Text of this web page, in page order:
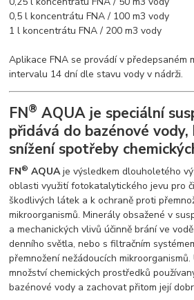
0,5 l koncentrátu FNA / 100 m3 vody
1 l koncentrátu FNA / 200 m3 vody
Aplikace FNA se provádí v předepsaném
intervalu 14 dní dle stavu vody v nádrži.
FN® AQUA je speciální
přidává do bazénové
snížení spotřeby
FN® AQUAje výsledkem dlouholetého
oblasti využití fotokatalytického jevu pro
škodlivých látek a k ochraně proti
mikroorganismů. Minerály obsažené v
a mechanických vlivů účinně brání ve
denního světla, nebo s filtračním
přemnožení nežádoucích
množství chemických prostředků
bazénové vody a zachovat přitom její